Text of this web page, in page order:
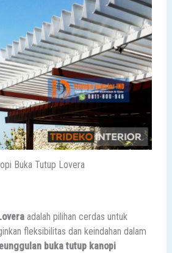
Buka Tutup Lovera
adalah pilihan cerdas untuk
fleksibilitas dan keindahan dalam
buka tutup kanopi